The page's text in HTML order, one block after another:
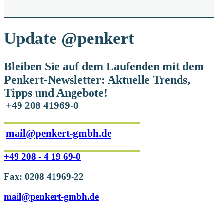
Update @penkert
Bleiben Sie auf dem Laufenden mit dem
Penkert-Newsletter: Aktuelle Trends,
Tipps und Angebote!
+49 208 41969-0
mail@penkert-gmbh.de
+49 208 - 4 19 69-0
Fax: 0208 41969-22
mail@penkert-gmbh.de